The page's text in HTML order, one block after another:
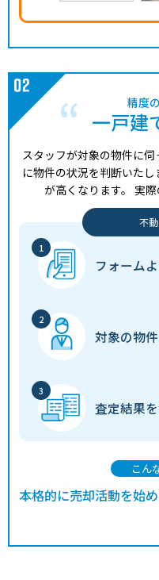
精度
一戸建
スタッフが対象の物件に伺
に物件の状況を判断いた
が高くなります。 実際
不
フォーム
対象の物
査定結果を
こん
本格的に売却活動を始